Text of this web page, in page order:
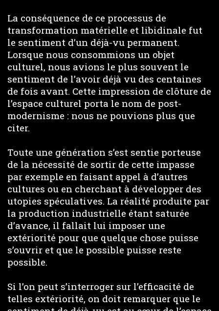
La conséquence de ce processus de
transformation matérielle et libidinale fut
le sentiment d’un déjà-vu permanent.
Lorsque nous consommions un objet
culturel, nous avions le plus souvent le
sentiment de l’avoir déjà vu des centaines
de fois avant. Cette impression de clôture de
l’espace culturel porta le nom de post-
modernisme : nous ne pouvions plus que
citer.
Toute une génération s’est sentie porteuse
de la nécessité de sortir de cette impasse
par exemple en faisant appel à d’autres
cultures ou en cherchant à développer des
utopies spéculatives. La réalité produite par
la production industrielle étant saturée
d’avance, il fallait lui imposer une
extériorité pour que quelque chose puisse
s’ouvrir et que le possible puisse reste
possible.
Si l’on peut s’interroger sur l’efficacité de
telles extériorité, on doit remarquer que le